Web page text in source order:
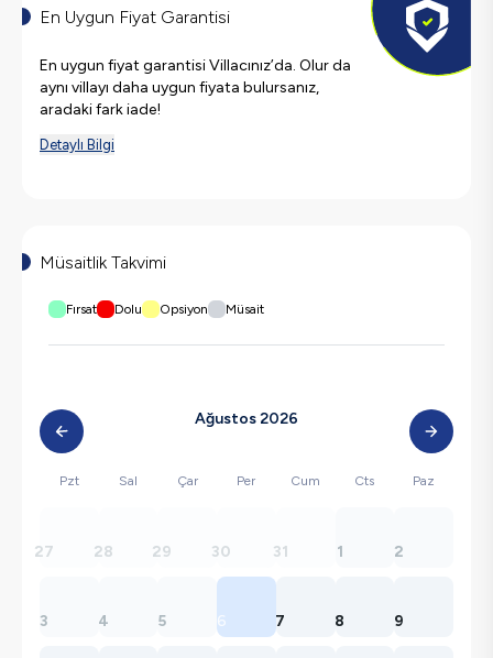
En Uygun Fiyat Garantisi
En uygun fiyat garantisi Villacınız’da. Olur da
aynı villayı daha uygun fiyata bulursanız,
aradaki fark iade!
Detaylı Bilgi
Müsaitlik Takvimi
Fırsat Dolu Opsiyon Müsait
Ağustos 2026
Pzt Sal Çar Per Cum Cts Paz
27 28 29 30 31 1 2
3 4 5 6 7 8 9